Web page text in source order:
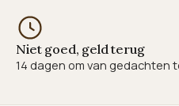
Niet goed, geld terug
14 dagen om van gedachten